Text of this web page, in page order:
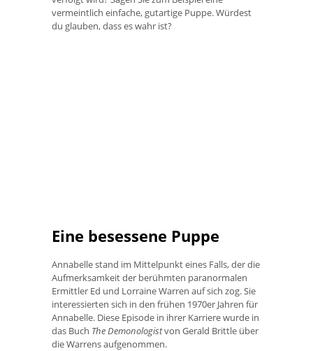
vermeintlich einfache, gutartige Puppe. Würdest
du glauben, dass es wahr ist?
Eine besessene Puppe
Annabelle stand im Mittelpunkt eines Falls, der die
Aufmerksamkeit der berühmten paranormalen
Ermittler Ed und Lorraine Warren auf sich zog. Sie
interessierten sich in den frühen 1970er Jahren für
Annabelle. Diese Episode in ihrer Karriere wurde in
das Buch The Demonologistvon Gerald Brittle über
die Warrens aufgenommen.